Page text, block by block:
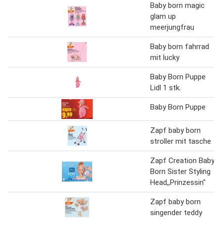
Baby born magic
glam up
meerjungfrau
Baby born fahrrad
mit lucky
Baby Born Puppe
Lidl 1 stk.
Baby Born Puppe
Zapf baby born
stroller mit tasche
Zapf Creation Baby
Born Sister Styling
Head,,Prinzessin"
Zapf baby born
singender teddy